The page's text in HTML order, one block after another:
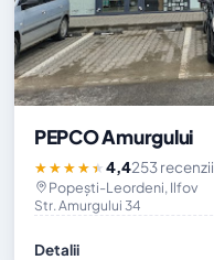
PEPCO Amurgului
★★★★★4,4253 recenzii
Popești-Leordeni, Ilfov
Str. Amurgului 34
Detalii